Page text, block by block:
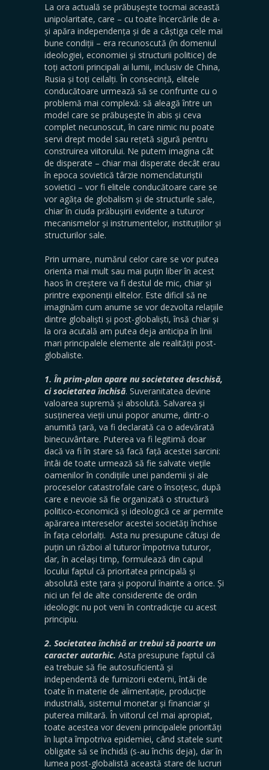
La ora actuală se prăbușește tocmai această
unipolaritate, care – cu toate încercările de a-
și apăra independența și de a câștiga cele mai
bune condiții – era recunoscută (în domeniul
ideologiei, economiei și structurii politice) de
toți actorii principali ai lumii, inclusiv de China,
Rusia și toți ceilalți. În consecință, elitele
conducătoare urmează să se confrunte cu o
problemă mai complexă: să aleagă între un
model care se prăbușește în abis și ceva
complet necunoscut, în care nimic nu poate
servi drept model sau rețetă sigură pentru
construirea viitorului. Ne putem imagina cât
de disperate – chiar mai disperate decât erau
în ​​epoca sovietică târzie nomenclaturiștii
sovietici – vor fi elitele conducătoare care se
vor agăța de globalism și de structurile sale,
chiar în ciuda prăbușirii evidente a tuturor
mecanismelor și instrumentelor, instituțiilor și
structurilor sale.
Prin urmare, numărul celor care se vor putea
orienta mai mult sau mai puțin liber în acest
haos în creștere va fi destul de mic, chiar și
printre exponenții elitelor. Este dificil să ne
imaginăm cum anume se vor dezvolta relațiile
dintre globaliști și post-globaliști, însă chiar și
la ora acutală am putea deja anticipa în linii
mari principalele elemente ale realității post-
globaliste.
1. În prim-plan apare nu societatea deschisă,
ci societatea închisă. Suveranitatea devine
valoarea supremă și absolută. Salvarea și
susținerea vieții unui popor anume, dintr-o
anumită țară, va fi declarată ca o adevărată
binecuvântare. Puterea va fi legitimă doar
dacă va fi în stare să facă față acestei sarcini:
întâi de toate urmează să fie salvate viețile
oamenilor în condițiile unei pandemii și ale
proceselor catastrofale care o însoțesc, după
care e nevoie să fie organizată o structură
politico-economică și ideologică ce ar permite
apărarea intereselor acestei societăți închise
în fața celorlalți. Asta nu presupune câtuși de
puțin un război al tuturor împotriva tuturor,
dar, în același timp, formulează din capul
locului faptul că prioritatea principală și
absolută este țara și poporul înainte a orice. Și
nici un fel de alte considerente de ordin
ideologic nu pot veni în contradicție cu acest
principiu.
2. Societatea închisă ar trebui să poarte un
caracter autarhic. Asta presupune faptul că
ea trebuie să fie autosuficientă și
independentă de furnizorii externi, întâi de
toate în materie de alimentație, producție
industrială, sistemul monetar și financiar și
puterea militară. În viitorul cel mai apropiat,
toate acestea vor deveni principalele priorități
în lupta împotriva epidemiei, când statele sunt
obligate să se închidă (s-au închis deja), dar în
lumea post-globalistă această stare de lucruri